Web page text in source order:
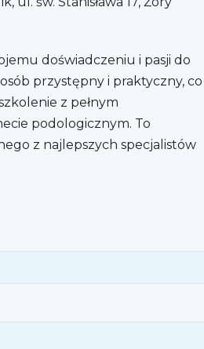
doświadczeniu i pasji do
przystępny i praktyczny, co
z pełnym
podologicznym. To
z najlepszych specjalistów